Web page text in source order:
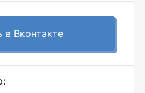
в Вконтакте